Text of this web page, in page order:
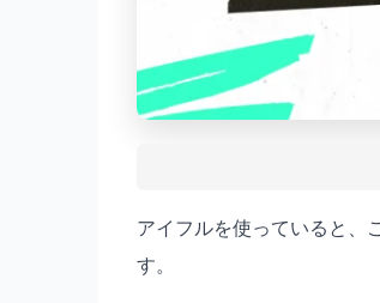
アイフルを使っていると、
す。